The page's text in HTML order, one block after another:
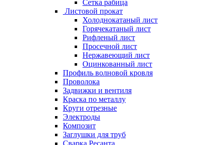
Сетка рабица
Листовой прокат
Холоднокатаный лист
Горячекатаный лист
Рифленый лист
Просечной лист
Нержавеющий лист
Оцинкованный лист
Профиль волновой кровля
Проволока
Задвижки и вентиля
Краска по металлу
Круги отрезные
Электроды
Композит
Заглушки для труб